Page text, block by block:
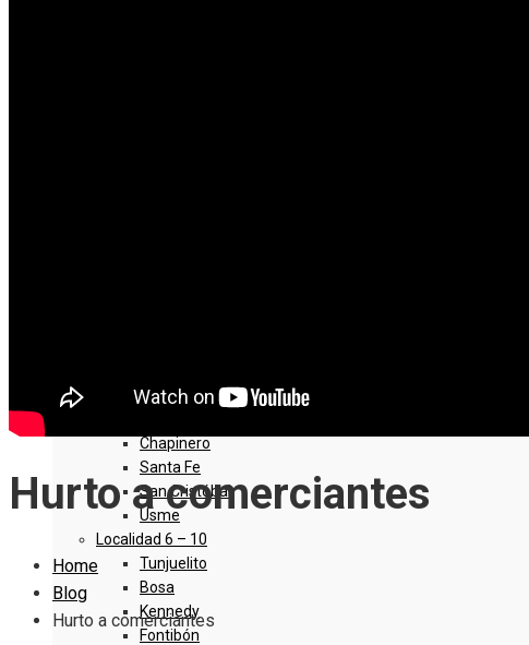
Localidad 1 – 5
Chapinero
Santa Fe
San Cristóbal
Usme
Localidad 6 – 10
Tunjuelito
Bosa
Kennedy
Fontibón
Hurto a comerciantes
Home
Blog
Hurto a comerciantes